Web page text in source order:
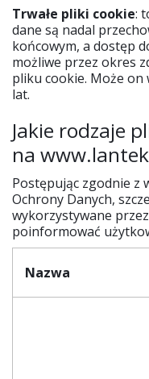
Trwałe pliki cookie:
dane są nadal
końcowym, a dostęp
możliwe przez okres
pliku cookie. Może
lat.
Jakie rodzaje
na
Postępując zgodnie z
Ochrony Danych,
wykorzystywane
poinformować
Nazwa